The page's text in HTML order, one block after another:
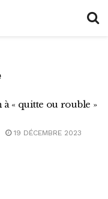
« quitte ou rouble »
19 DÉCEMBRE 2023